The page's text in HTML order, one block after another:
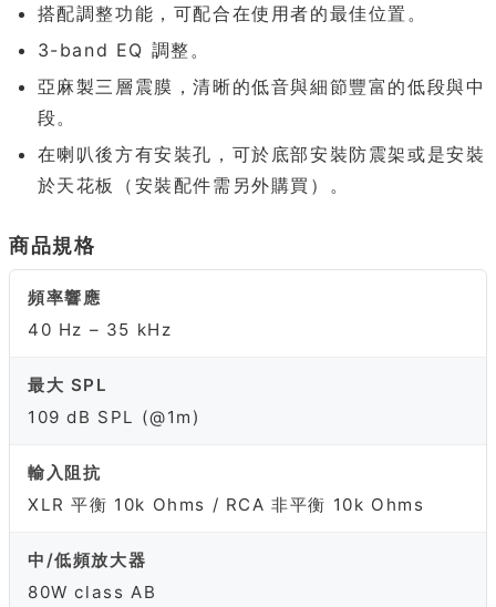
搭配調整功能，可配合在使用者的最佳位置。
3-band EQ 調整。
亞麻製三層震膜，清晰的低音與細節豐富的低段與中
段。
在喇叭後方有安裝孔，可於底部安裝防震架或是安裝
於天花板（安裝配件需另外購買）。
商品規格
頻率響應
40 Hz – 35 kHz
最大 SPL
109 dB SPL (@1m)
輸入阻抗
XLR 平衡 10k Ohms / RCA 非平衡 10k Ohms
中/低頻放大器
80W class AB